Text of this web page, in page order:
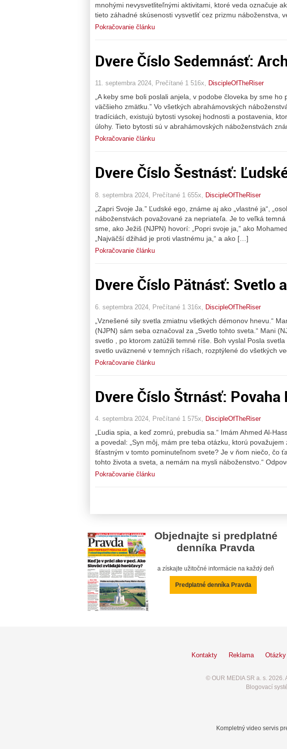
mnohými nevysvetliteľnými aktivitami, ktoré veda označuje
tieto záhadné skúsenosti vysvetliť cez prizmu náboženstva,
Pokračovanie článku
Dvere Číslo Sedemnásť:
11. septembra 2024, Prečítané 1 516x, DiscipleOfTheRiser
„A keby sme boli poslali anjela, v podobe človeka by sme
väčšieho zmätku.” Vo všetkých abrahámovských
tradíciách, existujú bytosti vysokej hodnosti a postavenia,
úlohy. Tieto bytosti sú v abrahámovských náboženstvách
Pokračovanie článku
Dvere Číslo Šestnásť:
8. septembra 2024, Prečítané 1 655x, DiscipleOfTheRiser
„Zapri Svoje Ja.” Ľudské ego, známe aj ako „vlastné ja“,
náboženstvách považované za nepriateľa. Je to veľká
sme, ako Ježiš (NJPN) hovorí: „Popri svoje ja,” ako
„Najväčší džihád je proti vlastnému ja,“ a ako […]
Pokračovanie článku
Dvere Číslo Pätnásť: Svetlo
6. septembra 2024, Prečítané 1 316x, DiscipleOfTheRiser
„Vznešené sily svetla zmiatnu všetkých démonov hnevu.“
(NJPN) sám seba označoval za „Svetlo tohto sveta.“ Mani
svetlo , po ktorom zatúžili temné ríše. Boh vyslal Posla
svetlo uväznené v temných ríšach, rozptýlené do všetkých
Pokračovanie článku
Dvere Číslo Štrnásť: Povaha
4. septembra 2024, Prečítané 1 575x, DiscipleOfTheRiser
„Ľudia spia, a keď zomrú, prebudia sa.“ Imám Ahmed Al-
a povedal: „Syn môj, mám pre teba otázku, ktorú
šťastným v tomto pominuteľnom svete? Je v ňom niečo, čo
tohto života a sveta, a nemám na mysli náboženstvo.“
Pokračovanie článku
Objednajte si predplatné
denníka Pravda
a získajte užitočné informácie na každý deň
Predplatné denníka Pravda
Kontakty Reklama Otázky
© OUR MEDIA SR a. s.
Blogovací
Kompletný video servis